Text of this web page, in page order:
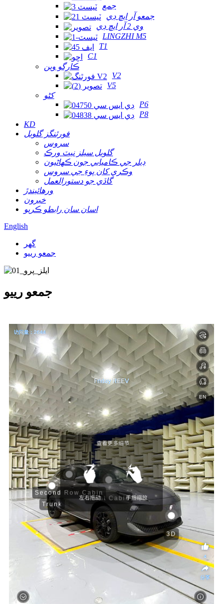
جمع
جمعو آر ايڇ ڊي
وي 2 آر ايڇ ڊي
LINGZHI M5
T1
C1
ڪارگو وين
V2
V5
کڻو
P6
P8
KD
فورٿنگز گلوبل
سروس
گلوبل سيلز نيٽ ورڪ
ڊيلر جي ڪاميابي جون ڪهاڻيون
وڪري کان پوءِ جي سروس
گاڏي جو دستورالعمل
ورهائيندڙ
خبرون
اسان سان رابطو ڪريو
English
گھر
جمعو رييو
جمعو رييو